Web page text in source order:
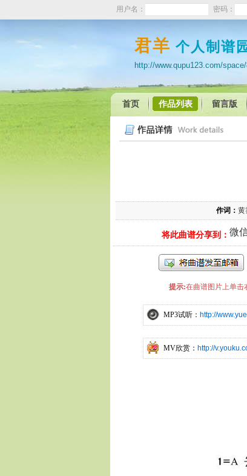
用户名： 密码：
君羊 个人制谱
http://www.qupu123.com/
首页 作品列表 留言版
作词： 黄
将此曲谱分享到： 微
提示:在曲谱图片上单击
MP3试听： http://
MV欣赏： http://